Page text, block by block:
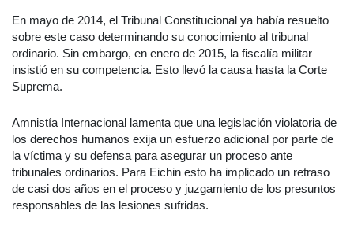
En mayo de 2014, el Tribunal Constitucional ya había resuelto
sobre este caso determinando su conocimiento al tribunal
ordinario. Sin embargo, en enero de 2015, la fiscalía militar
insistió en su competencia. Esto llevó la causa hasta la Corte
Suprema.
Amnistía Internacional lamenta que una legislación violatoria de
los derechos humanos exija un esfuerzo adicional por parte de
la víctima y su defensa para asegurar un proceso ante
tribunales ordinarios. Para Eichin esto ha implicado un retraso
de casi dos años en el proceso y juzgamiento de los presuntos
responsables de las lesiones sufridas.